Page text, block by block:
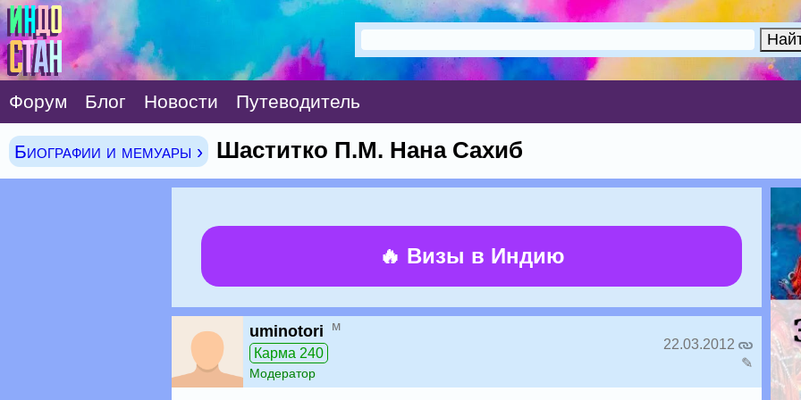
Форум Блог Новости Путеводитель
Биографии и мемуары › Шаститко П.М. Нана Сахиб
🔥 Визы в Индию
uminotori
м
Карма 240
Модератор
22.03.2012
✎